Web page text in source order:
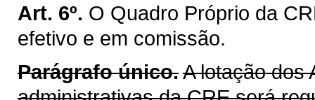
Art. 6º. O Quadro Próprio da
efetivo e em comissão.
Parágrafo único.A lotação dos